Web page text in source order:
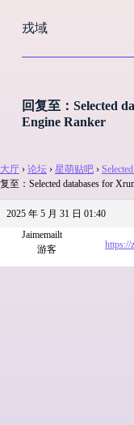
过
戎域
回复至：Selected
Engine Ranker
大厅 › 论坛 › 星萌贴吧 ›
复至：Selected databases for
2025 年 5 月 31 日 01:40
Jaimemailt
游客
https://